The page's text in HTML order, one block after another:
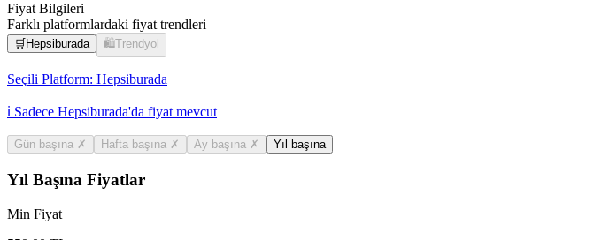
Fiyat Bilgileri
Farklı platformlardaki fiyat trendleri
🛒 Hepsiburada 🛍️Trendyol
Seçili Platform: Hepsiburada
ℹ️ Sadece Hepsiburada'da fiyat mevcut
Gün başına ✗ Hafta başına ✗ Ay başına ✗ Yıl başına
Yıl Başına Fiyatlar
Min Fiyat